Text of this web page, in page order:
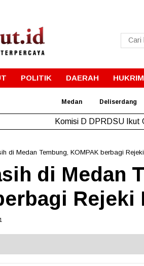
POLITIK DAERAH HUKRIM
Medan Deliserdang
Sekda Pakpak
di Medan Tembung, KOMPAK berbagi
di Medan
Rejeki